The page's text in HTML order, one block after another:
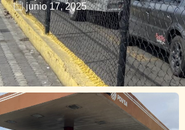
junio 17, 2025